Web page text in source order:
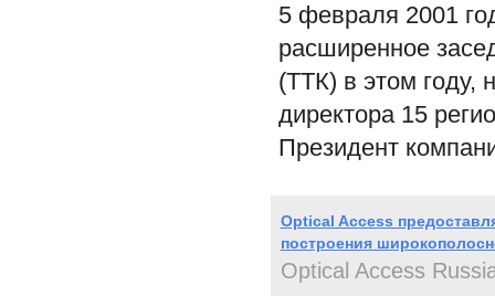
5 февраля 2001
расширенное
(ТТК) в этом году,
директора 15
Президент
Optical Access
построения
Optical Access